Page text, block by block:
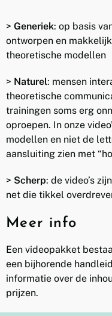
> Generiek: op basis
ontworpen en
theoretische modellen
> Naturel: mensen
theoretische
trainingen soms erg
oproepen. In onze
modellen en niet de
aansluiting zien met
> Scherp: de video’s
net die tikkel
Meer info
Een videopakket
een bijhorende
informatie over de
prijzen.